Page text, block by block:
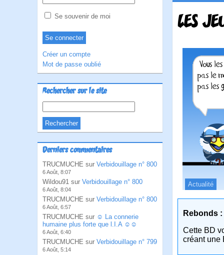
Se souvenir de moi
Créer un compte
Mot de passe oublié
Rechercher sur le site
Derniers commentaires
TRUCMUCHE sur Verbidouillage n° 800
6 Août, 8:07
Wildou91 sur Verbidouillage n° 800
6 Août, 8:04
TRUCMUCHE sur Verbidouillage n° 800
6 Août, 6:57
TRUCMUCHE sur ☺ La connerie
humaine plus forte que l.I.A ☺☺
6 Août, 6:40
TRUCMUCHE sur Verbidouillage n° 799
6 Août, 5:14
LES
Actualité
Rebonds :
Cette BD
créant une